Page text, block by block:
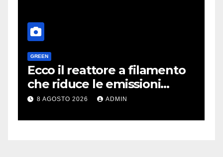
GREEN
Ecco il reattore a filamento
che riduce le emissioni
dell’industria chimica
8 AGOSTO 2026 ADMIN